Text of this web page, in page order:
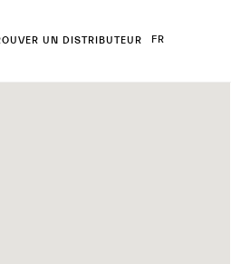
UN DISTRIBUTEUR FR